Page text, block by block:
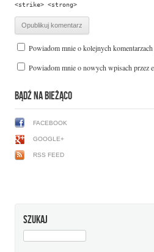
<strike> <strong>
Powiadom mnie o kolejnych komentarzach
Powiadom mnie o nowych wpisach przez
BĄDŹ NA BIEŻĄCO
FACEBOOK
GOOGLE+
RSS FEED
SZUKAJ
SZUKAJ: